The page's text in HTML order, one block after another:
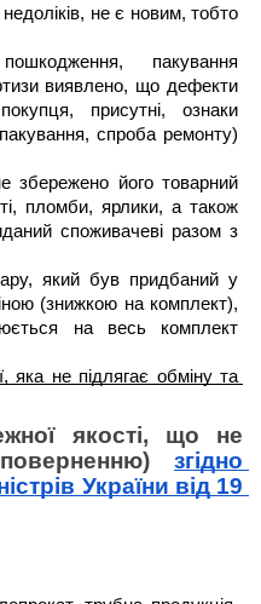
не є новим, тобто
пакування
виявлено, що дефекти
присутні, ознаки
спроба ремонту)
збережено його товарний
пломби, ярлики, а також
споживачеві разом з
який був придбаний у
(знижкою на комплект),
на весь комплект
яка не підлягає обміну та
якості, що не
згідно
України від 19